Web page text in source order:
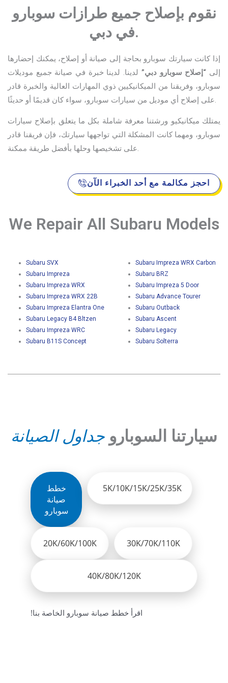
نقوم بإصلاح جميع طرازات سوبارو
في دبي.
إذا كانت سيارتك سوبارو بحاجة إلى صيانة أو إصلاح، يمكنك إحضارها
إلى “إصلاح سوبارو دبي” لدينا. لدينا خبرة في صيانة جميع موديلات
سوبارو، وفريقنا من الميكانيكيين ذوي المهارات العالية والخبرة قادر
على إصلاح أي موديل من سيارات سوبارو، سواء كان قديمًا أو حديثًا.
يمتلك ميكانيكيو ورشتنا معرفة شاملة بكل ما يتعلق بإصلاح سيارات
سوبارو، ومهما كانت المشكلة التي تواجهها سيارتك، فإن فريقنا قادر
على تشخيصها وحلها بأفضل طريقة ممكنة.
احجز مكالمة مع أحد الخبراء الآن
We Repair All Subaru Models
Subaru SVX
Subaru Impreza
Subaru Impreza WRX
Subaru Impreza WRX 22B
Subaru Impreza Elantra One
Subaru Legacy B4 Bltzen
Subaru Impreza WRC
Subaru B11S Concept
Subaru Impreza WRX Carbon
Subaru BRZ
Subaru Impreza 5 Door
Subaru Advance Tourer
Subaru Outback
Subaru Ascent
Subaru Legacy
Subaru Solterra
سيارتنا السوبارو جداول الصيانة
خطط
صيانة
سوبارو
5K/10K/15K/25K/35K
20K/60K/100K 30K/70K/110K
40K/80K/120K
!اقرأ خطط صيانة سوبارو الخاصة بنا